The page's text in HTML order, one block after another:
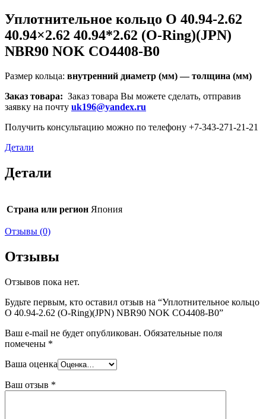
Уплотнительное кольцо O 40.94-2.62
40.94×2.62 40.94*2.62 (O-Ring)(JPN)
NBR90 NOK CO4408-B0
Размер кольца: внутренний диаметр (мм) — толщина (мм)
Заказ товара: Заказ товара Вы можете сделать, отправив
заявку на почту uk196@yandex.ru
Получить консультацию можно по телефону +7-343-271-21-21
Детали
Детали
Страна или регион Япония
Отзывы (0)
Отзывы
Отзывов пока нет.
Будьте первым, кто оставил отзыв на “Уплотнительное кольцо
O 40.94-2.62 (O-Ring)(JPN) NBR90 NOK CO4408-B0”
Ваш e-mail не будет опубликован. Обязательные поля
помечены *
Ваша оценка
Ваш отзыв *